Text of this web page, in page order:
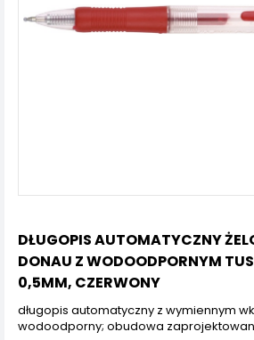
DŁUGOPIS AUTOMATYCZNY
DONAU Z WODOODPORNYM
0,5MM, CZERWONY
długopis automatyczny z wymiennym
wodoodporny; obudowa